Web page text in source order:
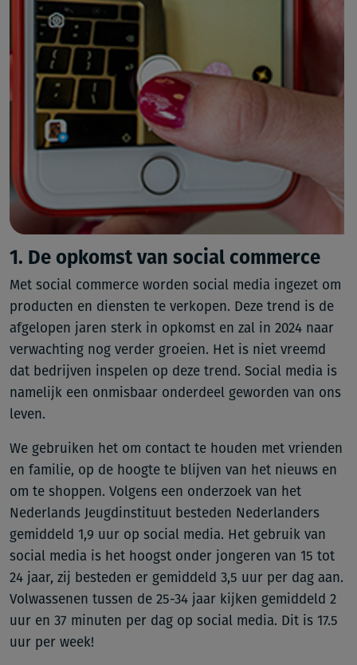
1. De opkomst van social commerce
Met social commerce worden social media ingezet om
producten en diensten te verkopen. Deze trend is de
afgelopen jaren sterk in opkomst en zal in 2024 naar
verwachting nog verder groeien. Het is niet vreemd
dat bedrijven inspelen op deze trend. Social media is
namelijk een onmisbaar onderdeel geworden van ons
leven.
We gebruiken het om contact te houden met vrienden
en familie, op de hoogte te blijven van het nieuws en
om te shoppen. Volgens een onderzoek van het
Nederlands Jeugdinstituut besteden Nederlanders
gemiddeld 1,9 uur op social media. Het gebruik van
social media is het hoogst onder jongeren van 15 tot
24 jaar, zij besteden er gemiddeld 3,5 uur per dag aan.
Volwassenen tussen de 25-34 jaar kijken gemiddeld 2
uur en 37 minuten per dag op social media. Dit is 17.5
uur per week!